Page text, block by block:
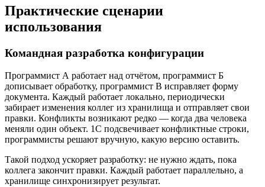
Практические сценарии
использования
Командная разработка конфигурации
Программист А работает над отчётом, программист Б
дописывает обработку, программист В исправляет форму
документа. Каждый работает локально, периодически
забирает изменения коллег из хранилища и отправляет свои
правки. Конфликты возникают редко — когда два человека
меняли один объект. 1С подсвечивает конфликтные строки,
программисты решают вручную, какую версию оставить.
Такой подход ускоряет разработку: не нужно ждать, пока
коллега закончит правки. Каждый работает параллельно, а
хранилище синхронизирует результат.